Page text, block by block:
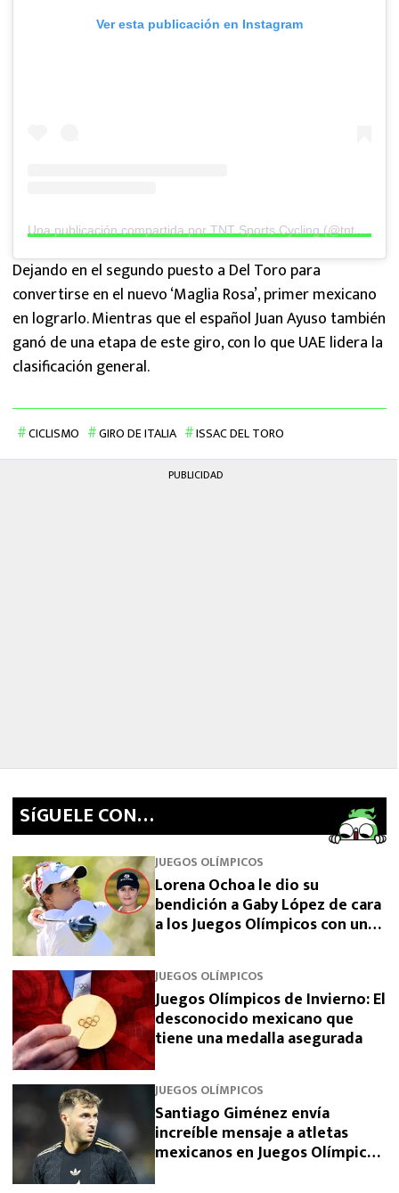
Ver esta publicación en Instagram
Una publicación compartida por TNT Sports Cycling (@tntsportscycling)
Dejando en el segundo puesto a Del Toro para
convertirse en el nuevo ‘Maglia Rosa’, primer mexicano
en lograrlo. Mientras que el español Juan Ayuso también
ganó de una etapa de este giro, con lo que UAE lidera la
clasificación general.
CICLISMO GIRO DE ITALIA ISSAC DEL TORO
PUBLICIDAD
SíGUELE CON…
JUEGOS OLÍMPICOS
Lorena Ochoa le dio su
bendición a Gaby López de cara
a los Juegos Olímpicos con unas
JUEGOS OLÍMPICOS
Juegos Olímpicos de Invierno: El
desconocido mexicano que
tiene una medalla asegurada
JUEGOS OLÍMPICOS
Santiago Giménez envía
increíble mensaje a atletas
mexicanos en Juegos Olímpicos